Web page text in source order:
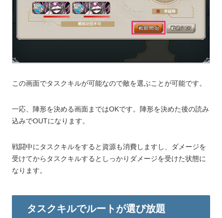
この画面でタスクキルが可能なので敵を選ぶことが可能です。
一応、陣形を決める画面まではOKです。陣形を決めた後の読み
込みでOUTになります。
戦闘中にタスクキルをすると資源も消費しますし、ダメージを
受けてからタスクキルするとしっかりダメージを受けた状態に
なります。
タスクキルでルートが選び放題